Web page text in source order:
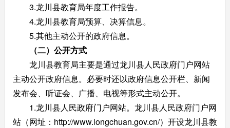
3.龙川县教育局年度工作报告。
4.龙川县教育局预算、决算信息。
5.其他主动公开的政府信息。
（二）公开方式
龙川县教育局主要是通过龙川县人民政府门户网站
主动公开政府信息。必要时还以政府信息公开栏、新闻
发布会、听证会、广播、电视等形式主动公开。
1.龙川县人民政府门户网站。龙川县人民政府门户网
站（网址：http://www.longchuan.gov.cn/）开设龙川县教